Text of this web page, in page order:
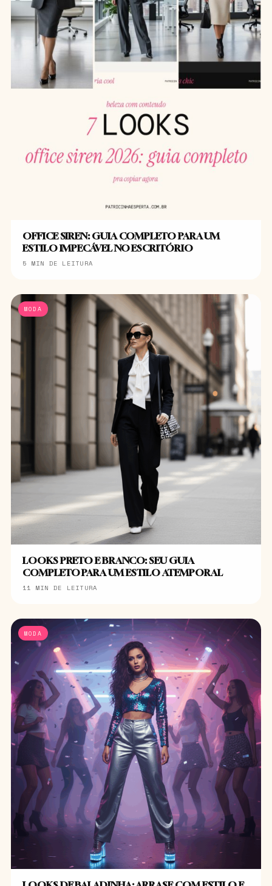
OFFICE SIREN: GUIA COMPLETO PARA UM
ESTILO IMPECÁVEL NO ESCRITÓRIO
5 MIN DE LEITURA
MODA
LOOKS PRETO E BRANCO: SEU GUIA
COMPLETO PARA UM ESTILO ATEMPORAL
11 MIN DE LEITURA
MODA